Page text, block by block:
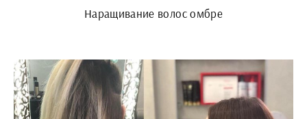
Наращивание волос омбре